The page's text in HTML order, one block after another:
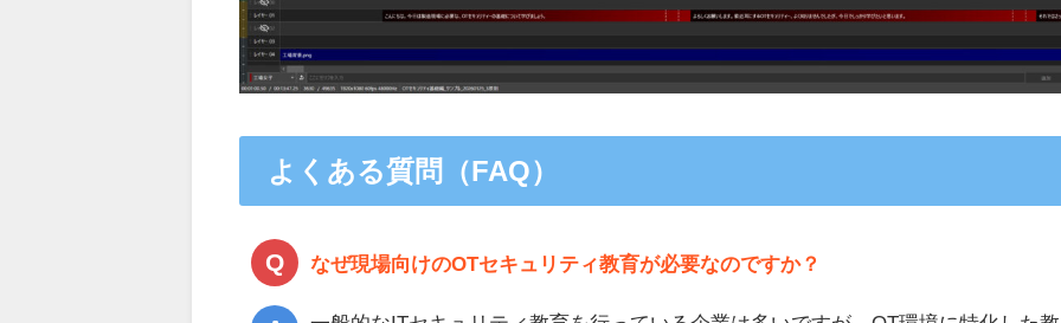
よくある質問（FAQ）
なぜ現場向けのOTセキュリティ教育が必要なのですか？